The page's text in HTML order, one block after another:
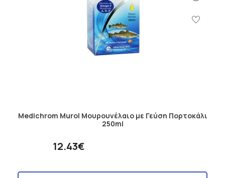
Medichrom Murol Μουρουνέλαιο με Γεύση Πορτοκάλι
250ml
12.43€